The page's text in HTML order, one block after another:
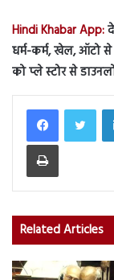
Hindi Khabar App:
धर्म-कर्म, खेल, ऑटो
को प्ले स्टोर से
Print
Related Articles